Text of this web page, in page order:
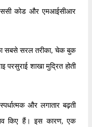
कोड और एमआईसीआर
सबसे सरल तरीका, चेक बुक
शाखा मुद्रित होती
और लगातार बढ़ती
किए हैं। इस कारण, एक